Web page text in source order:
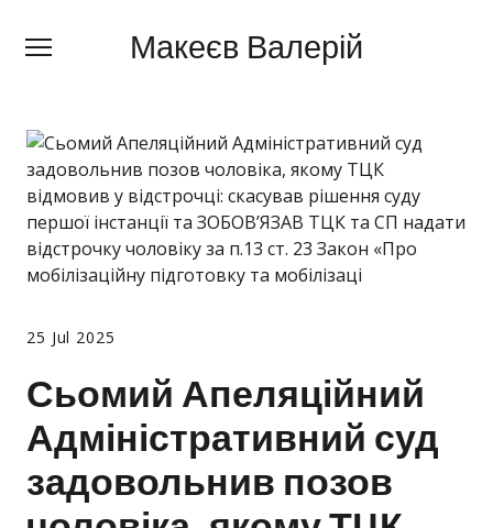
Макеєв Валерій
Макеєв Валерій
Про мене
Сфери діяльності
Правила
Ціни
Контакти
Про мобілізацію
Новини
25 Jul 2025
Сьомий Апеляційний
Адміністративний суд
задовольнив позов